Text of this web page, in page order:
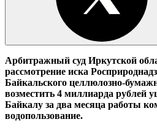
Арбитражный суд Иркутской
рассмотрение иска
Байкальского целлюлозно-
возместить 4 миллиарда рублей
Байкалу за два месяца работы
водопользование.